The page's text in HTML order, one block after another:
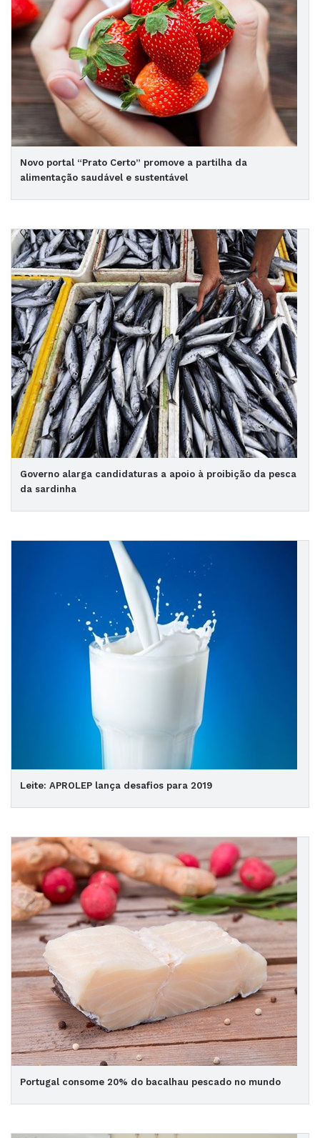
Novo portal “Prato Certo” promove a partilha da
alimentação saudável e sustentável
Governo alarga candidaturas a apoio à proibição da pesca
da sardinha
Leite: APROLEP lança desafios para 2019
Portugal consome 20% do bacalhau pescado no mundo